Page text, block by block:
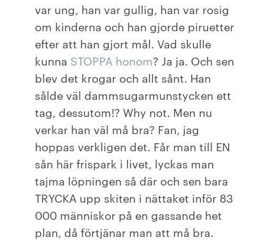
var ung, han var gullig, han var rosig
om kinderna och han gjorde piruetter
efter att han gjort mål. Vad skulle
kunna STOPPA honom? Ja ja. Och sen
blev det krogar och allt sånt. Han
sålde väl dammsugarmunstycken ett
tag, dessutom!? Why not. Men nu
verkar han väl må bra? Fan, jag
hoppas verkligen det. Får man till EN
sån här frispark i livet, lyckas man
tajma löpningen så där och sen bara
TRYCKA upp skiten i nättaket inför 83
000 människor på en gassande het
plan, då förtjänar man att må bra.